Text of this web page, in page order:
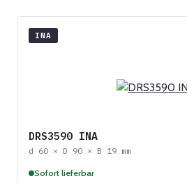
INA
DRS3590 INA
d 60 × D 90 × B 19 mm
Sofort lieferbar